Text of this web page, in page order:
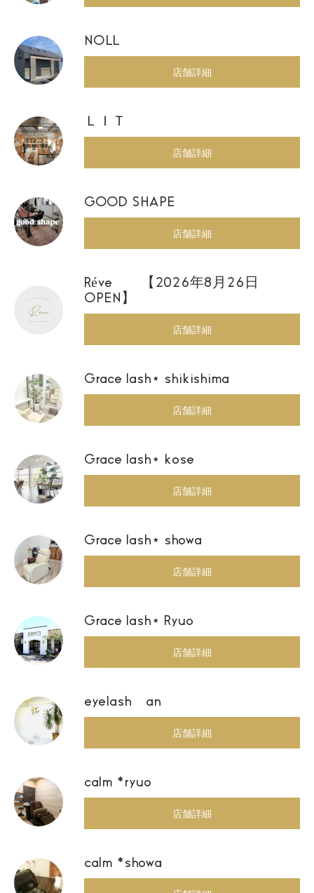
NOLL
店舗詳細
ＬＩＴ
店舗詳細
GOOD SHAPE
店舗詳細
Réve 【2026年8月26日
OPEN】
店舗詳細
Grace lash⋆ shikishima
店舗詳細
Grace lash⋆ kose
店舗詳細
Grace lash⋆ showa
店舗詳細
Grace lash⋆ Ryuo
店舗詳細
eyelash an
店舗詳細
calm *ryuo
店舗詳細
calm *showa